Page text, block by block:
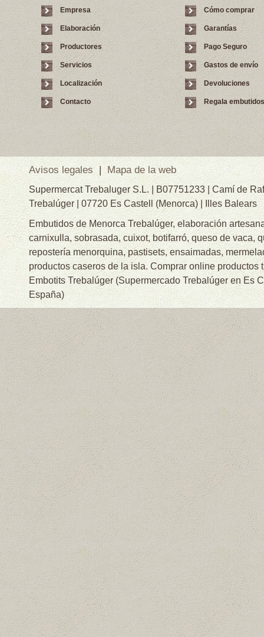
Empresa
Elaboración
Productores
Servicios
Localización
Contacto
Cómo comprar
Garantías
Pago Seguro
Gastos de envío
Devoluciones
Regala embutidos
Avisos legales | Mapa de la web
Supermercat Trebaluger S.L. | B07751233 | Camí de
Trebalúger | 07720 Es Castell (Menorca) | Illes Balears
Embutidos de Menorca Trebalúger, elaboración
carnixulla, sobrasada, cuixot, botifarró, queso de vaca,
repostería menorquina, pastisets, ensaimadas,
productos caseros de la isla. Comprar online productos
Embotits Trebalúger (Supermercado Trebalúger en Es
España)